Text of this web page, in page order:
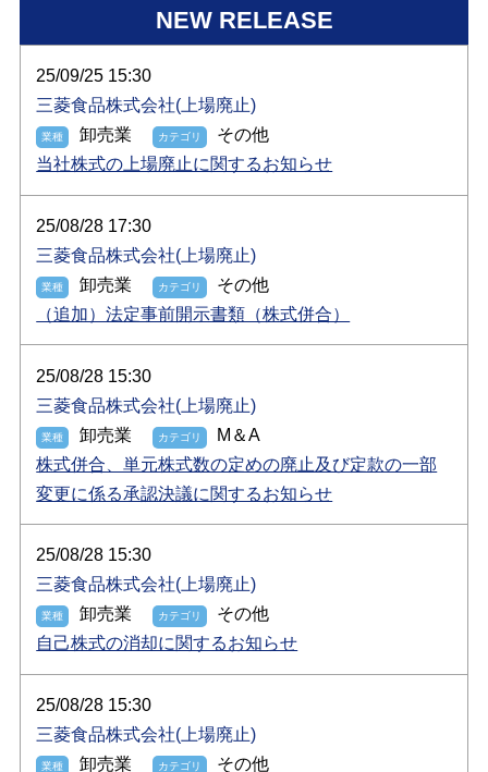
NEW RELEASE
25/09/25 15:30
三菱食品株式会社(上場廃止)
卸売業
その他
当社株式の上場廃止に関するお知らせ
25/08/28 17:30
三菱食品株式会社(上場廃止)
卸売業
その他
（追加）法定事前開示書類（株式併合）
25/08/28 15:30
三菱食品株式会社(上場廃止)
卸売業
M＆A
株式併合、単元株式数の定めの廃止及び定款の一部
変更に係る承認決議に関するお知らせ
25/08/28 15:30
三菱食品株式会社(上場廃止)
卸売業
その他
自己株式の消却に関するお知らせ
25/08/28 15:30
三菱食品株式会社(上場廃止)
卸売業
その他